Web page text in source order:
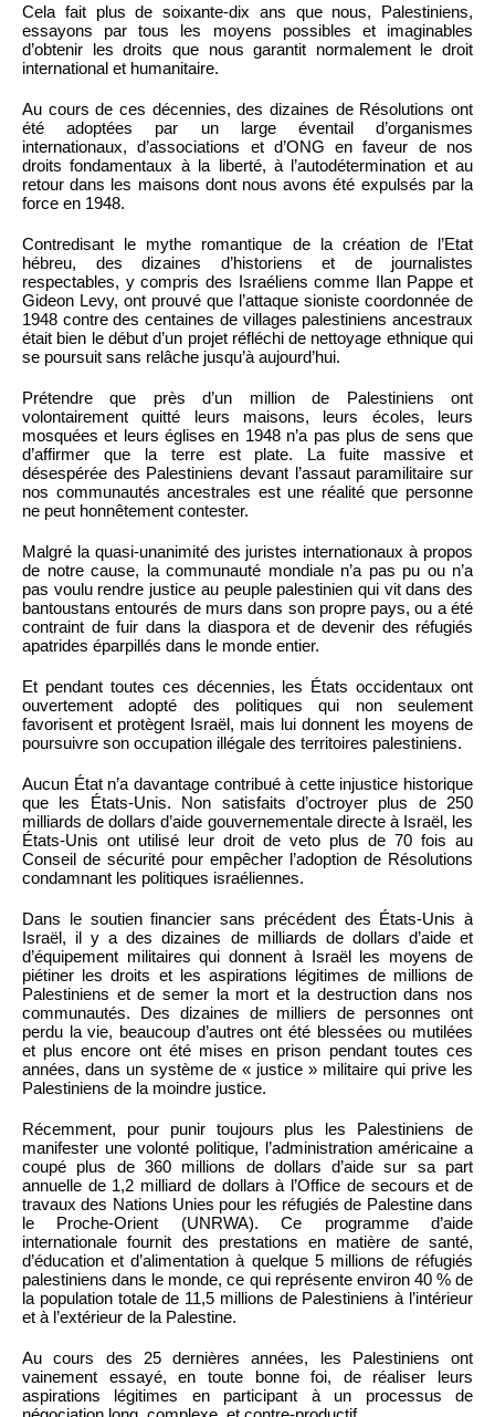
Cela fait plus de soixante-dix ans que nous, Palestiniens,
essayons par tous les moyens possibles et imaginables
d’obtenir les droits que nous garantit normalement le droit
international et humanitaire.
Au cours de ces décennies, des dizaines de Résolutions ont
été adoptées par un large éventail d’organismes
internationaux, d’associations et d’ONG en faveur de nos
droits fondamentaux à la liberté, à l’autodétermination et au
retour dans les maisons dont nous avons été expulsés par la
force en 1948.
Contredisant le mythe romantique de la création de l’Etat
hébreu, des dizaines d’historiens et de journalistes
respectables, y compris des Israéliens comme Ilan Pappe et
Gideon Levy, ont prouvé que l’attaque sioniste coordonnée de
1948 contre des centaines de villages palestiniens ancestraux
était bien le début d’un projet réfléchi de nettoyage ethnique qui
se poursuit sans relâche jusqu’à aujourd’hui.
Prétendre que près d’un million de Palestiniens ont
volontairement quitté leurs maisons, leurs écoles, leurs
mosquées et leurs églises en 1948 n’a pas plus de sens que
d’affirmer que la terre est plate. La fuite massive et
désespérée des Palestiniens devant l’assaut paramilitaire sur
nos communautés ancestrales est une réalité que personne
ne peut honnêtement contester.
Malgré la quasi-unanimité des juristes internationaux à propos
de notre cause, la communauté mondiale n’a pas pu ou n’a
pas voulu rendre justice au peuple palestinien qui vit dans des
bantoustans entourés de murs dans son propre pays, ou a été
contraint de fuir dans la diaspora et de devenir des réfugiés
apatrides éparpillés dans le monde entier.
Et pendant toutes ces décennies, les États occidentaux ont
ouvertement adopté des politiques qui non seulement
favorisent et protègent Israël, mais lui donnent les moyens de
poursuivre son occupation illégale des territoires palestiniens.
Aucun État n’a davantage contribué à cette injustice historique
que les États-Unis. Non satisfaits d’octroyer plus de 250
milliards de dollars d’aide gouvernementale directe à Israël, les
États-Unis ont utilisé leur droit de veto plus de 70 fois au
Conseil de sécurité pour empêcher l’adoption de Résolutions
condamnant les politiques israéliennes.
Dans le soutien financier sans précédent des États-Unis à
Israël, il y a des dizaines de milliards de dollars d’aide et
d’équipement militaires qui donnent à Israël les moyens de
piétiner les droits et les aspirations légitimes de millions de
Palestiniens et de semer la mort et la destruction dans nos
communautés. Des dizaines de milliers de personnes ont
perdu la vie, beaucoup d’autres ont été blessées ou mutilées
et plus encore ont été mises en prison pendant toutes ces
années, dans un système de « justice » militaire qui prive les
Palestiniens de la moindre justice.
Récemment, pour punir toujours plus les Palestiniens de
manifester une volonté politique, l’administration américaine a
coupé plus de 360 millions de dollars d’aide sur sa part
annuelle de 1,2 milliard de dollars à l’Office de secours et de
travaux des Nations Unies pour les réfugiés de Palestine dans
le Proche-Orient (UNRWA). Ce programme d’aide
internationale fournit des prestations en matière de santé,
d’éducation et d’alimentation à quelque 5 millions de réfugiés
palestiniens dans le monde, ce qui représente environ 40 % de
la population totale de 11,5 millions de Palestiniens à l’intérieur
et à l’extérieur de la Palestine.
Au cours des 25 dernières années, les Palestiniens ont
vainement essayé, en toute bonne foi, de réaliser leurs
aspirations légitimes en participant à un processus de